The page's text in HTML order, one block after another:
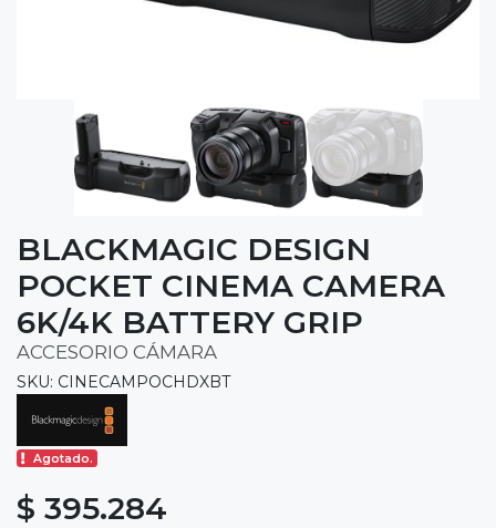
BLACKMAGIC DESIGN
POCKET CINEMA CAMERA
6K/4K BATTERY GRIP
ACCESORIO CÁMARA
SKU: CINECAMPOCHDXBT
Agotado.
$ 395.284